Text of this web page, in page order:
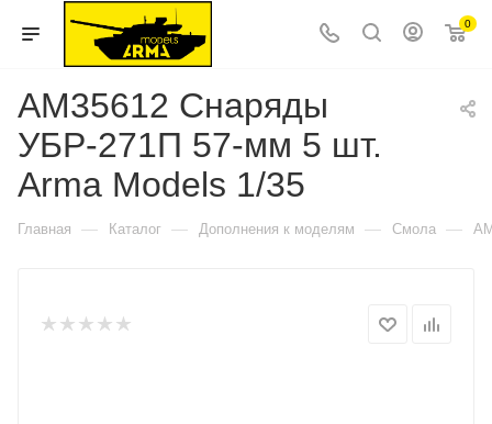
0
AM35612 Снаряды
УБР-271П 57-мм 5 шт.
Arma Models 1/35
Главная — Каталог — Дополнения к моделям — Смола —